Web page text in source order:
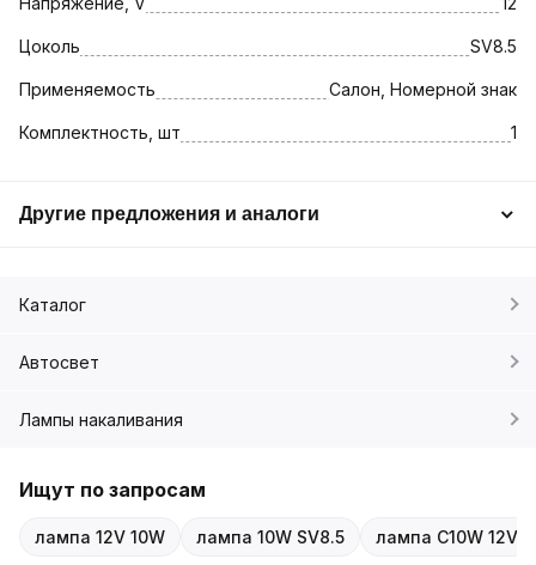
Цоколь SV8.5
Применяемость Салон, Номерной знак
Комплектность, шт 1
Другие предложения и аналоги
Каталог
Автосвет
Лампы накаливания
Ищут по запросам
лампа 12V 10W лампа 10W SV8.5 лампа C10W 12V